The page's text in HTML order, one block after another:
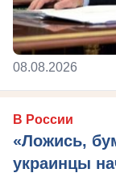
08.08.2026
В России
«Ложись,
украинцы